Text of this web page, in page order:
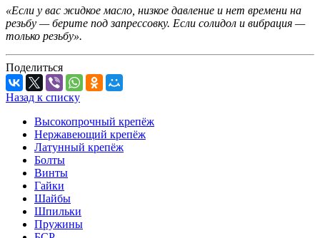
«Если у вас жидкое масло, низкое давление и нет времени на
резьбу — берите под запрессовку. Если солидол и вибрация —
только резьбу».
Поделиться
Назад к списку
Высокопрочный крепёж
Нержавеющий крепёж
Латунный крепёж
Болты
Винты
Гайки
Шайбы
Шпильки
Пружины